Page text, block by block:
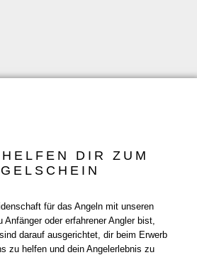
DIR ZUM
für das Angeln mit unseren
Anfänger oder erfahrener Angler bist,
darauf ausgerichtet, dir beim Erwerb
zu helfen und dein Angelerlebnis zu